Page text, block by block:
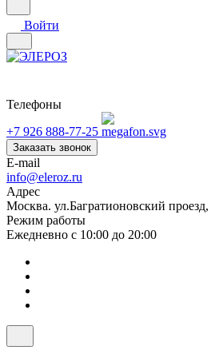
Войти
Телефоны
+7 926 888-77-25
Заказать звонок
E-mail
info@eleroz.ru
Адрес
Москва. ул.Багратионовский
Режим работы
Ежедневно с 10:00 до 20:00